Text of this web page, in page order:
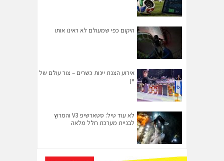
היקום כפי שמעולם לא ראינו אותו
אירוע הצגת יינות כשרים – צור עולם של
יין
לא עוד טיל: סטארשיפ V3 והמרוץ
לבניית מערכת חלל מלאה